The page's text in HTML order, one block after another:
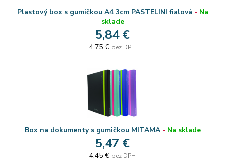
Plastový box s gumičkou A4 3cm PASTELINI fialová - Na
sklade
5,84 €
4,75 € bez DPH
Box na dokumenty s gumičkou MITAMA- Na sklade
5,47 €
4,45 € bez DPH